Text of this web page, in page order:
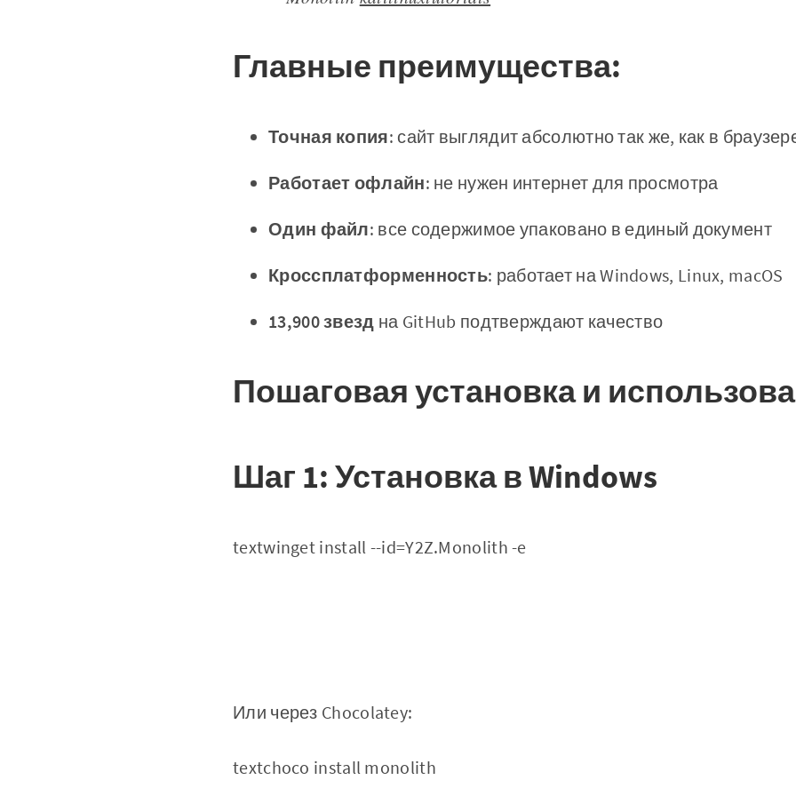
Главные преимущества:
Точная копия: сайт выглядит абсолютно так же, как в
Работает офлайн: не нужен интернет для просмотра
Один файл: все содержимое упаковано в единый документ
Кроссплатформенность: работает на Windows, Linux, macOS
13,900 звезд на GitHub подтверждают качество
Пошаговая установка и
Шаг 1: Установка в Windows
textwinget install --id=Y2Z.Monolith -e
Или через Chocolatey:
textchoco install monolith